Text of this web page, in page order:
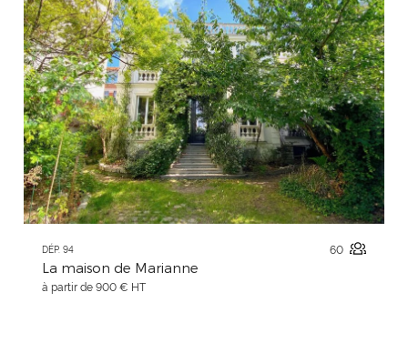
DÉP. 94 60
La maison de Marianne
à partir de 900 € HT